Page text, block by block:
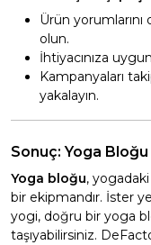
Ürün
olun.
İhtiyacınıza
Kampanyaları
yakalayın.
Sonuç: Yoga Bloğu
Yoga bloğu,
bir ekipmandır. İster
yogi, doğru bir yoga
taşıyabilirsiniz.